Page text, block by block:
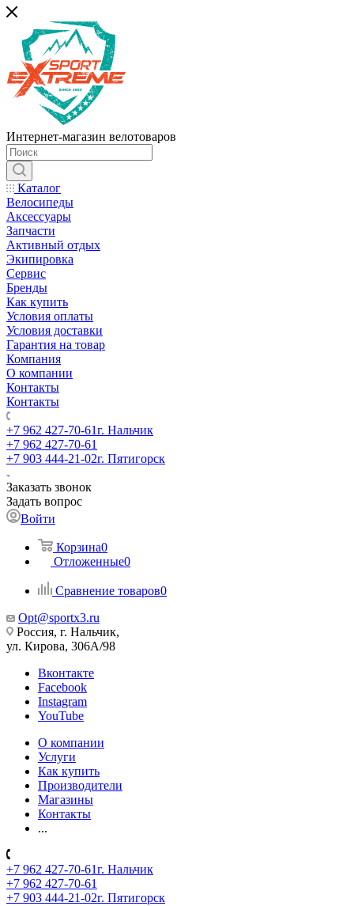
Интернет-магазин велотоваров
Каталог
Велосипеды
Аксессуары
Запчасти
Активный отдых
Экипировка
Сервис
Бренды
Как купить
Условия оплаты
Условия доставки
Гарантия на товар
Компания
О компании
Контакты
Контакты
+7 962 427-70-61г. Нальчик
+7 962 427-70-61
+7 903 444-21-02г. Пятигорск
Заказать звонок
Задать вопрос
Войти
Корзина0
Отложенные0
Сравнение товаров0
Opt@sportx3.ru
Россия, г. Нальчик,
ул. Кирова, 306А/98
Вконтакте
Facebook
Instagram
YouTube
О компании
Услуги
Как купить
Производители
Магазины
Контакты
...
+7 962 427-70-61г. Нальчик
+7 962 427-70-61
+7 903 444-21-02г. Пятигорск